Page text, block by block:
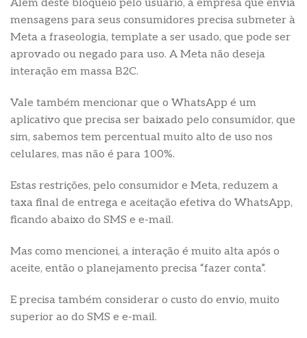
Além deste bloqueio pelo usuário, a empresa que envia
mensagens para seus consumidores precisa submeter à
Meta a fraseologia, template a ser usado, que pode ser
aprovado ou negado para uso. A Meta não deseja
interação em massa B2C.
Vale também mencionar que o WhatsApp é um
aplicativo que precisa ser baixado pelo consumidor, que
sim, sabemos tem percentual muito alto de uso nos
celulares, mas não é para 100%.
Estas restrições, pelo consumidor e Meta, reduzem a
taxa final de entrega e aceitação efetiva do WhatsApp,
ficando abaixo do SMS e e-mail.
Mas como mencionei, a interação é muito alta após o
aceite, então o planejamento precisa “fazer conta”.
E precisa também considerar o custo do envio, muito
superior ao do SMS e e-mail.